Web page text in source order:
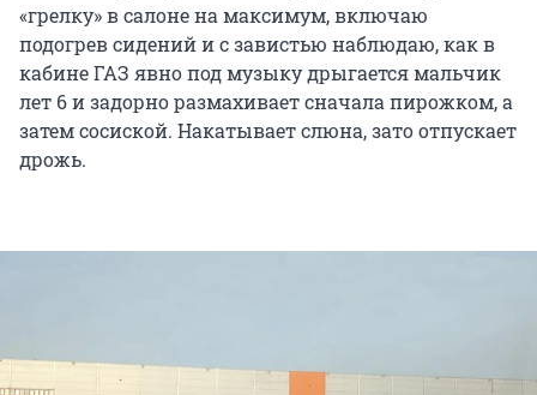
«грелку» в салоне на максимум, включаю
подогрев сидений и с завистью наблюдаю, как в
кабине ГАЗ явно под музыку дрыгается мальчик
лет 6 и задорно размахивает сначала пирожком, а
затем сосиской. Накатывает слюна, зато отпускает
дрожь.